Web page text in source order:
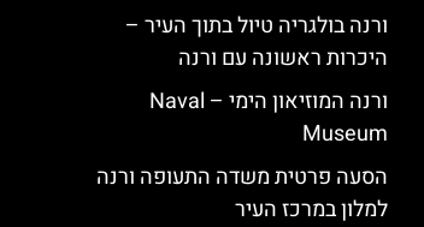
ורנה בולגריה טיול בתוך העיר –
היכרות ראשונה עם ורנה
ורנה המוזיאון הימי – Naval
Museum
הסעה פרטית משדה התעופה ורנה
למלון במרכז העיר